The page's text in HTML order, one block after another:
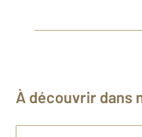
À découvrir